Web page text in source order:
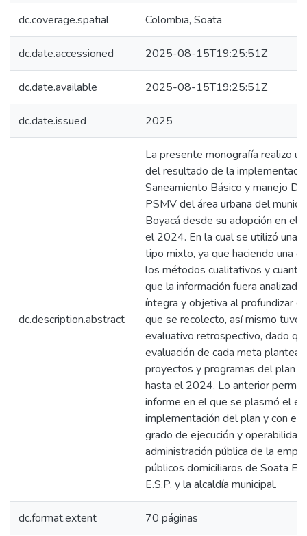
dc.coverage.spatial Colombia, Soata
dc.date.accessioned 2025-08-15T19:25:51Z
dc.date.available 2025-08-15T19:25:51Z
dc.date.issued 2025
dc.description.abstract
La presente monografía realizo
del resultado de la
Saneamiento Básico y manejo
PSMV del área urbana del
Boyacá desde su adopción en el
el 2024. En la cual se utilizó una
tipo mixto, ya que haciendo una
los métodos cualitativos y
que la información fuera
íntegra y objetiva al profundizar
que se recolecto, así mismo tuvo
evaluativo retrospectivo, dado
evaluación de cada meta
proyectos y programas del plan
hasta el 2024. Lo anterior
informe en el que se plasmó el
implementación del plan y con
grado de ejecución y operabilidad
administración pública de la
públicos domiciliaros de Soata
E.S.P. y la alcaldía municipal.
dc.format.extent 70 páginas